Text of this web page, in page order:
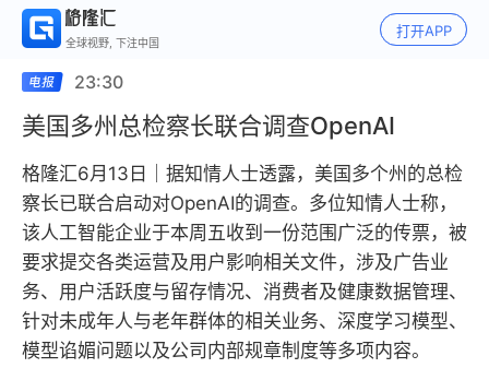
全球视野, 下注中国
打开APP
23:30
美国多州总检察长联合调查OpenAI
格隆汇6月13日｜据知情人士透露，美国多个州的总检
察长已联合启动对OpenAI的调查。多位知情人士称，
该人工智能企业于本周五收到一份范围广泛的传票，被
要求提交各类运营及用户影响相关文件，涉及广告业
务、用户活跃度与留存情况、消费者及健康数据管理、
针对未成年人与老年群体的相关业务、深度学习模型、
模型谄媚问题以及公司内部规章制度等多项内容。